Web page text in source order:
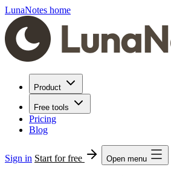
LunaNotes home
Product
Free tools
Pricing
Blog
Sign in Start for free Open menu